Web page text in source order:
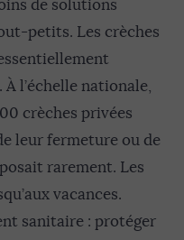
de solutions
petits. Les crèches
l’échelle nationale,
crèches privées
leur fermeture ou de
rarement. Les
vacances.
sanitaire : protéger